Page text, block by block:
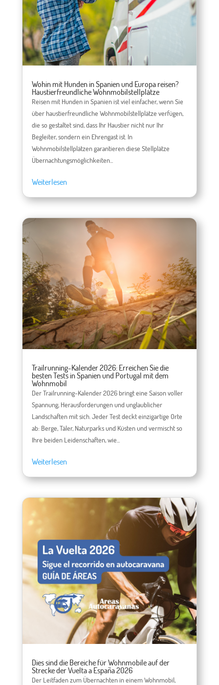
Wohin mit Hunden in Spanien und Europa reisen?
Haustierfreundliche Wohnmobilstellplätze
Reisen mit Hunden in Spanien ist viel einfacher, wenn Sie
über haustierfreundliche Wohnmobilstellplätze verfügen,
die so gestaltet sind, dass Ihr Haustier nicht nur Ihr
Begleiter, sondern ein Ehrengast ist. In
Wohnmobilstellplätzen garantieren diese Stellplätze
Übernachtungsmöglichkeiten...
Weiterlesen
Trailrunning-Kalender 2026: Erreichen Sie die
besten Tests in Spanien und Portugal mit dem
Wohnmobil
Der Trailrunning-Kalender 2026 bringt eine Saison voller
Spannung, Herausforderungen und unglaublicher
Landschaften mit sich. Jeder Test deckt einzigartige Orte
ab: Berge, Täler, Naturparks und Küsten und vermischt so
Ihre beiden Leidenschaften, wie...
Weiterlesen
Dies sind die Bereiche für Wohnmobile auf der
Strecke der Vuelta a España 2026
Der Leitfaden zum Übernachten in einem Wohnmobil,